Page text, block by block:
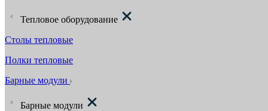
Тепловое оборудование
Столы тепловые
Полки тепловые
Барные модули
Барные модули